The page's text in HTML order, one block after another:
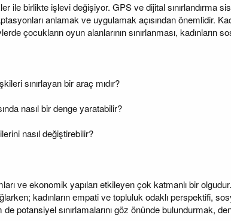
ile birlikte işlevi değişiyor. GPS ve dijital sınırlandırma
anlamak ve uygulamak açısından önemlidir.
çocukların oyun alanlarının sınırlanması, kadınların
sınırlayan bir araç mıdır?
nasıl bir denge yaratabilir?
nasıl değiştirebilir?
ve ekonomik yapıları etkileyen çok katmanlı bir
kadınların empati ve topluluk odaklı perspektifi,
potansiyel sınırlamalarını göz önünde bulundurmak,